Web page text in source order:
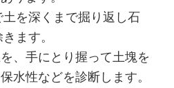
土を深くまで掘り返し石
ます。
、手にとり握って土塊を
水性などを診断します。